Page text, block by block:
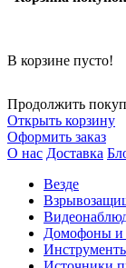
В корзине пусто!
Продолжить
Открыть корзину
Оформить заказ
О нас Доставка
Везде
Домофоны и